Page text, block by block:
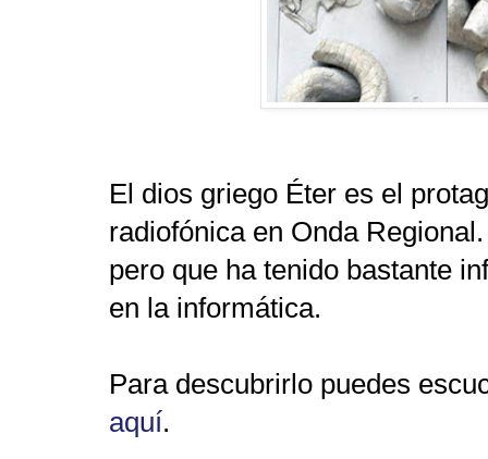
El dios griego Éter es el
radiofónica en Onda
pero que ha tenido bastante
en la informática.
Para descubrirlo puedes
aquí.